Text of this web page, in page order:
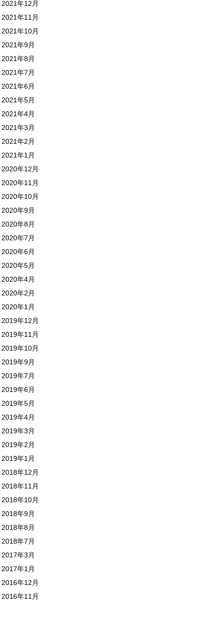
2021年12月
2021年11月
2021年10月
2021年9月
2021年8月
2021年7月
2021年6月
2021年5月
2021年4月
2021年3月
2021年2月
2021年1月
2020年12月
2020年11月
2020年10月
2020年9月
2020年8月
2020年7月
2020年6月
2020年5月
2020年4月
2020年2月
2020年1月
2019年12月
2019年11月
2019年10月
2019年9月
2019年7月
2019年6月
2019年5月
2019年4月
2019年3月
2019年2月
2019年1月
2018年12月
2018年11月
2018年10月
2018年9月
2018年8月
2018年7月
2017年3月
2017年1月
2016年12月
2016年11月